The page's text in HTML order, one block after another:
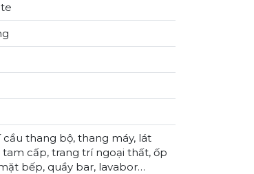
cầu thang bộ, thang máy, lát
tam cấp, trang trí ngoại thất, ốp
bếp, quầy bar, lavabor…